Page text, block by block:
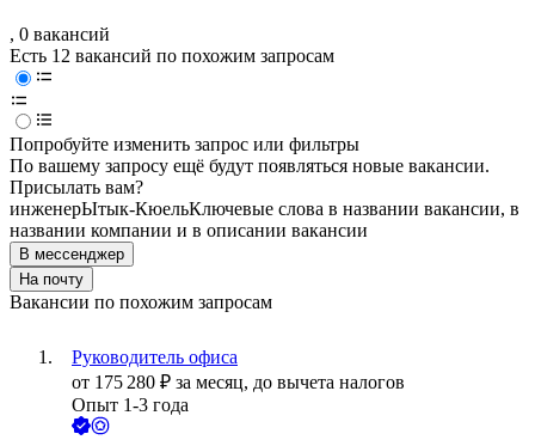
, 0 вакансий
Есть 12 вакансий по похожим запросам
Попробуйте изменить запрос или фильтры
По вашему запросу ещё будут появляться новые вакансии.
Присылать вам?
инженерЫтык-КюельКлючевые слова в названии вакансии, в
названии компании и в описании вакансии
В мессенджер
На почту
Вакансии по похожим запросам
Руководитель офиса
от 175 280 ₽ за месяц, до вычета налогов
Опыт 1-3 года